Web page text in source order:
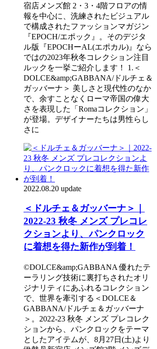
宿店メンズ館 2・3・4階フロアの情
報を中心に、洗練されたビジュアル
で構成されたファッションマガジン
『EPOCH/エポック』。そのデジタ
ル版『EPOCHーAL(エポカル)』なら
ではの2023年秋冬コレクション注目
ルックを一挙ご紹介します！ 1.＜
DOLCE&amp;GABBANA/ドルチェ＆
ガッバーナ＞ 美しさと現代性のなか
で、余すことなくローマ帝国の偉大
さを表現した「Romaコレクション」
が登場。デザイナーたちは男性らし
さに
2022.08.20 update
＜ドルチェ＆ガッバーナ＞｜
2022-23 秋冬 メンズ プレコレ
クションより、パンクロック
に着想を得た新作が到着！
©DOLCE&amp;GABBANA 優れたテ
ーラリング技術に裏打ちされたオリ
ジナリティにあふれるコレクション
で、世界を牽引する＜DOLCE＆
GABBANA/ドルチェ＆ガッバーナ
＞。2022-23 秋冬 メンズ プレコレク
ションから、パンクロックをテーマ
としたアイテムが、8月27日(土)より